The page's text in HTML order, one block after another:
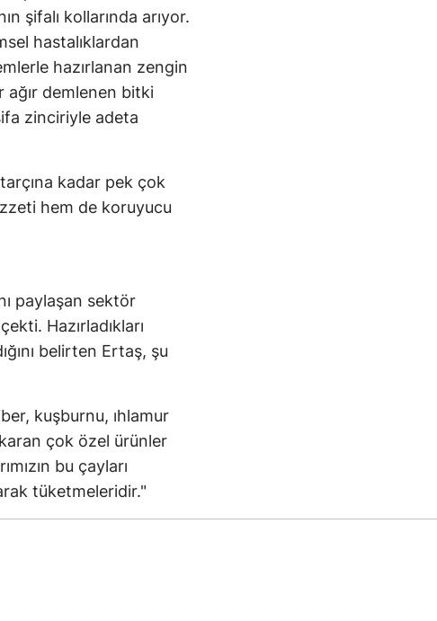
şifalı kollarında arıyor.
hastalıklardan
hazırlanan zengin
ağır demlenen bitki
zinciriyle adeta
kadar pek çok
hem de koruyucu
paylaşan sektör
Hazırladıkları
belirten Ertaş, şu
kuşburnu, ıhlamur
çok özel ürünler
bu çayları
tüketmeleridir."